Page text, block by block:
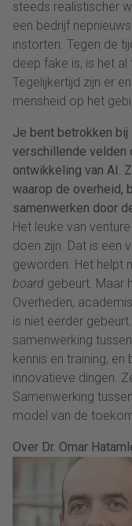
steeds realistischer
een bedrijf
instorten. Tegen de
deep fake is, is het al
Tegelijkertijd zijn er
mensheid op het
Je bent betrokken
verschillende velden
ontwikkeling van AI.
waarop de overheid,
samenwerken door
Het leuke van
doen zijn. Dat is een
geworden. Het helpt
board gebeurt. Maar
Overheden,
is niet eerder
samenwerking
kennis en training,
innovatieve dingen.
Samenwerking
model van de
Over Dr. Omar